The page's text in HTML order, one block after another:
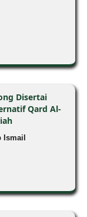
Disertai
Qard Al-
Ismail